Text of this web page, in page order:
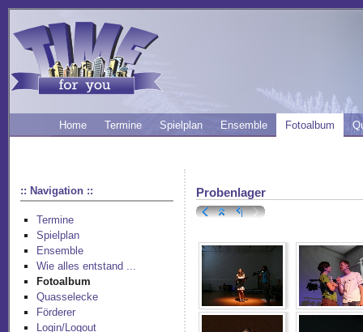
Home Termine Spielplan Ensemble Fotoalbum
:: Navigation ::
Termine
Spielplan
Ensemble
Wie alles entstand ...
Fotoalbum
Quasselecke
Förderer
Login/Logout
Probenlager